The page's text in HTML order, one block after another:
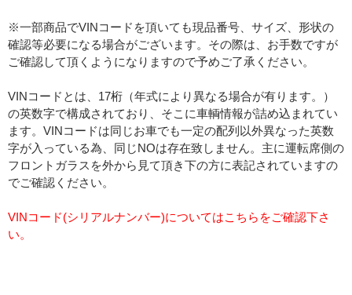
※一部商品でVINコードを頂いても現品番号、サイズ、形状の
確認等必要になる場合がございます。その際は、お手数ですが
ご確認して頂くようになりますので予めご了承ください。
VINコードとは、17桁（年式により異なる場合が有ります。）
の英数字で構成されており、そこに車輌情報が詰め込まれてい
ます。VINコードは同じお車でも一定の配列以外異なった英数
字が入っている為、同じNOは存在致しません。主に運転席側の
フロントガラスを外から見て頂き下の方に表記されていますの
でご確認ください。
VINコード(シリアルナンバー)についてはこちらをご確認下さ
い。